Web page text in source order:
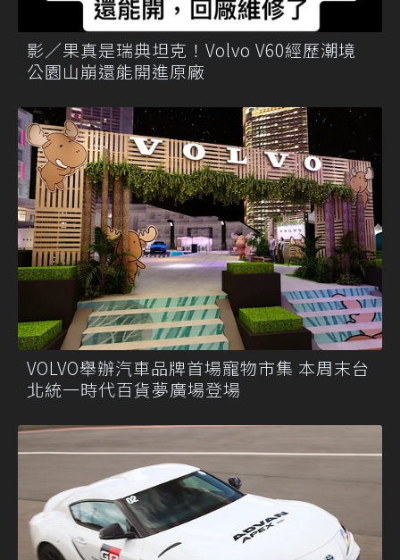
影／果真是瑞典坦克！Volvo V60經歷潮境
公園山崩還能開進原廠
VOLVO舉辦汽車品牌首場寵物市集 本周末台
北統一時代百貨夢廣場登場